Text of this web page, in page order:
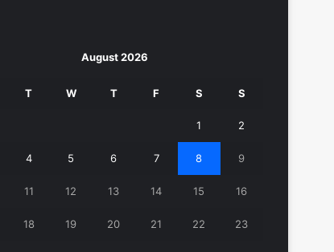
August 2026
T W T F S S
1 2
4 5 6 7 8 9
11 12 13 14 15 16
18 19 20 21 22 23